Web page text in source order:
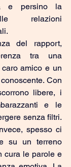
e persino la
relazioni
del rapport,
tra una
amico e un
Con
libere, i
e le
senza filtri.
spesso ci
su un terreno
cura le parole e